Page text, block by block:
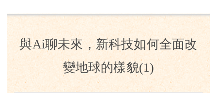
與Ai聊未來，新科技如何全面改
變地球的樣貌(1)